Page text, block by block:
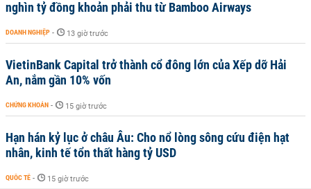
nghìn tỷ đồng khoản phải thu từ Bamboo Airways
DOANH NGHIỆP - 13 giờ trước
VietinBank Capital trở thành cổ đông lớn của Xếp dỡ Hải
An, nắm gần 10% vốn
CHỨNG KHOÁN - 15 giờ trước
Hạn hán kỷ lục ở châu Âu: Cho nổ lòng sông cứu điện hạt
nhân, kinh tế tổn thất hàng tỷ USD
QUỐC TẾ - 15 giờ trước